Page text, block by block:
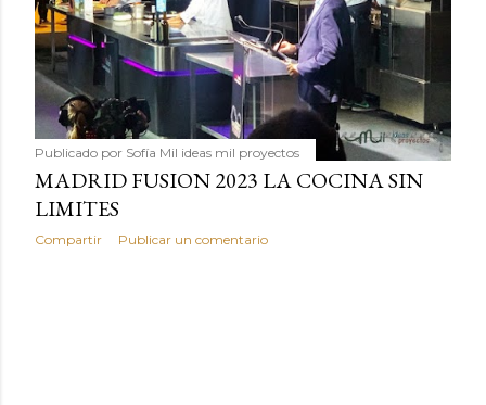
Publicado por Sofía Mil ideas mil proyectos
MADRID FUSION 2023 LA COCINA SIN
LIMITES
Compartir Publicar un comentario